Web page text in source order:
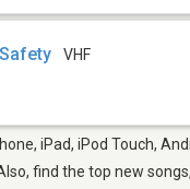
VHF
iPad, iPod Touch,
find the top new